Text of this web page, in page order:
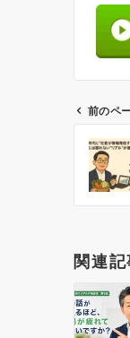
シ
ョ
ン
前のペ
関連記